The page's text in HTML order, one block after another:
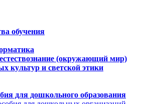
обучения
(окружающий мир)
культур и светской этики
для дошкольного образования